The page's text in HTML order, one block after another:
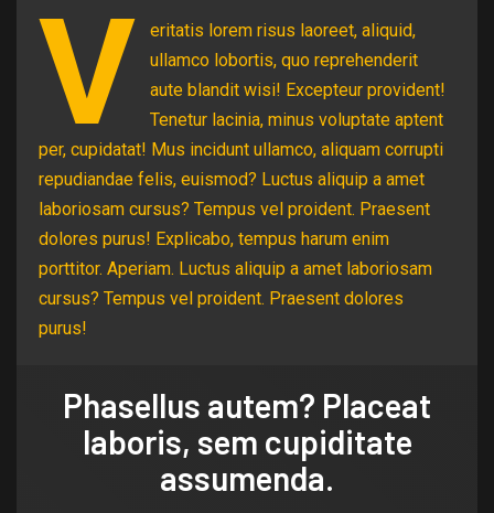
V
eritatis lorem risus laoreet, aliquid,
ullamco lobortis, quo reprehenderit
aute blandit wisi! Excepteur provident!
Tenetur lacinia, minus voluptate aptent
per, cupidatat! Mus incidunt ullamco, aliquam corrupti
repudiandae felis, euismod? Luctus aliquip a amet
laboriosam cursus? Tempus vel proident. Praesent
dolores purus! Explicabo, tempus harum enim
porttitor. Aperiam. Luctus aliquip a amet laboriosam
cursus? Tempus vel proident. Praesent dolores
purus!
Phasellus autem? Placeat
laboris, sem cupiditate
assumenda.